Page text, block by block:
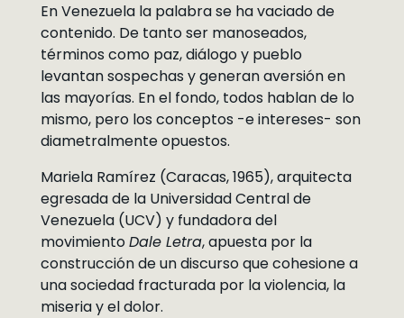
En Venezuela la palabra se ha vaciado de
contenido. De tanto ser manoseados,
términos como paz, diálogo y pueblo
levantan sospechas y generan aversión en
las mayorías. En el fondo, todos hablan de lo
mismo, pero los conceptos -e intereses- son
diametralmente opuestos.
Mariela Ramírez (Caracas, 1965), arquitecta
egresada de la Universidad Central de
Venezuela (UCV) y fundadora del
movimientoDale Letra, apuesta por la
construcción de un discurso que cohesione a
una sociedad fracturada por la violencia, la
miseria y el dolor.